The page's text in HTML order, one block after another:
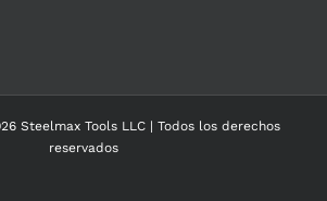
Steelmax Tools LLC | Todos los derechos
reservados